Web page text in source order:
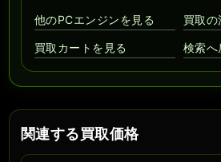
他のPCエンジンを見る
買取の
買取カートを見る 検索へ
関連する買取価格